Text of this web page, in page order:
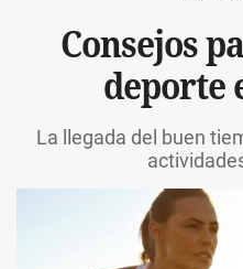
Consejos
deporte
La llegada del buen